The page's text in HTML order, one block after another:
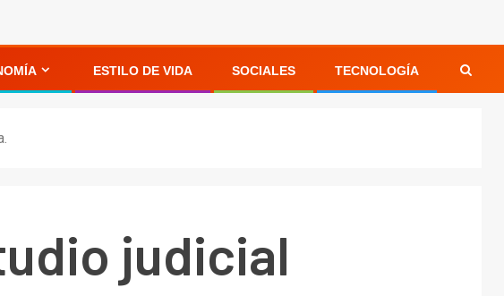
ESTILO DE VIDA SOCIALES TECNOLOGÍA
judicial